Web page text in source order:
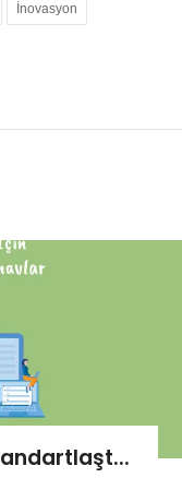
İnovasyon